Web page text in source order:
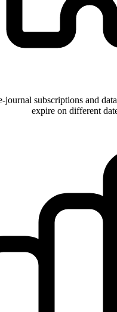
journal subscriptions and
expire on different